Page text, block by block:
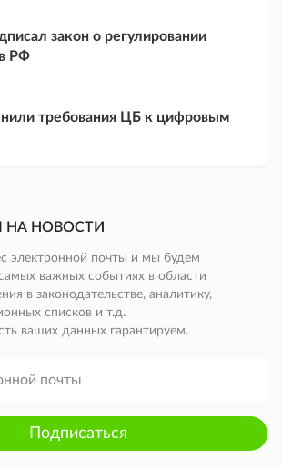
закон о регулировании
РФ
требования ЦБ к цифровым
НА НОВОСТИ
электронной почты и мы будем
важных событиях в области
в законодательстве, аналитику,
списков и т.д.
ваших данных гарантируем.
Подписаться